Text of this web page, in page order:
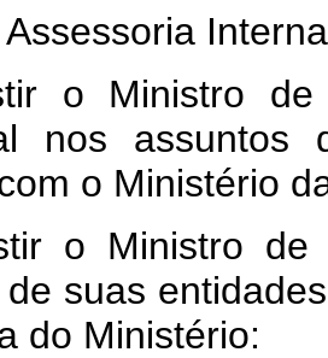
o Ministro de
nos assuntos
o Ministério
o Ministro de
suas
do Ministério: